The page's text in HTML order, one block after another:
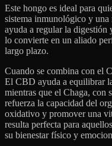
Este hongo es ideal para
sistema inmunológico y
ayuda a regular la digestión
lo convierte en un aliado
largo plazo.
Cuando se combina con el
El CBD ayuda a equilibrar
mientras que el Chaga, con
refuerza la capacidad del
oxidativo y promover una
resulta perfecta para
su bienestar físico y